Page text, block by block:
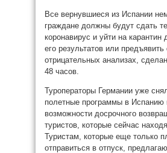
Все вернувшиеся из Испании
граждане должны будут сдать
коронавирус и уйти на карантин
его результатов или предъявить
отрицательных анализах,
48 часов.
Туроператоры Германии уже
полетные программы в Испанию
возможности досрочного
туристов, которые сейчас
Туристам, которые еще только
отправиться в отпуск,